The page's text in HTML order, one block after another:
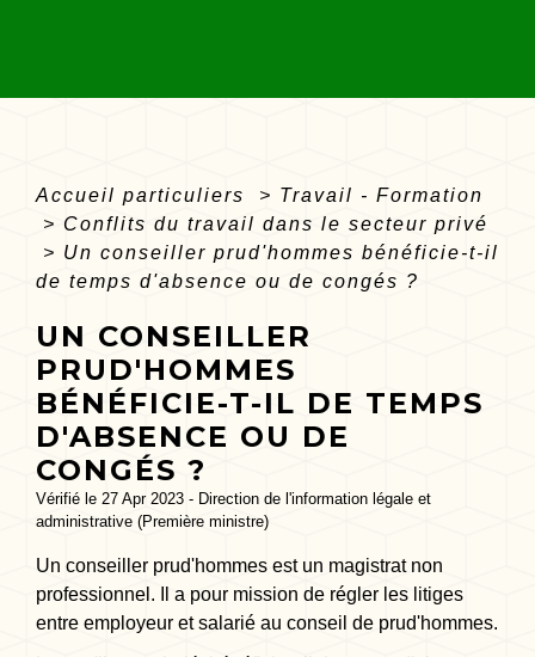
Accueil particuliers > Travail - Formation
> Conflits du travail dans le secteur privé
> Un conseiller prud'hommes bénéficie-t-il
de temps d'absence ou de congés ?
UN CONSEILLER
PRUD'HOMMES
BÉNÉFICIE-T-IL DE TEMPS
D'ABSENCE OU DE
CONGÉS ?
Vérifié le 27 Apr 2023 - Direction de l'information légale et
administrative (Première ministre)
Un conseiller prud'hommes est un magistrat non
professionnel. Il a pour mission de régler les litiges
entre employeur et salarié au conseil de prud'hommes.